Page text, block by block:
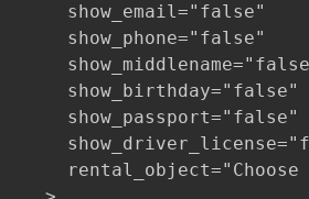
      show_email="false"
      show_phone="false"
      show_birthday="false"
      show_passport="false"
rental_object="Choose